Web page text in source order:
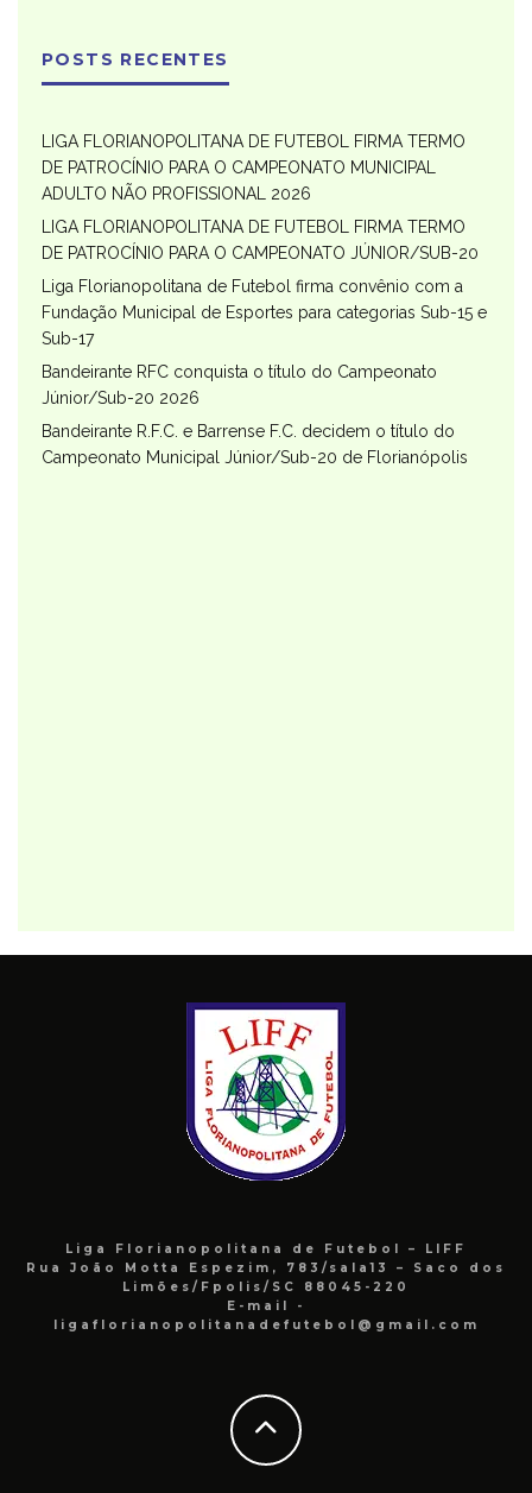
POSTS RECENTES
LIGA FLORIANOPOLITANA DE FUTEBOL FIRMA TERMO
DE PATROCÍNIO PARA O CAMPEONATO MUNICIPAL
ADULTO NÃO PROFISSIONAL 2026
LIGA FLORIANOPOLITANA DE FUTEBOL FIRMA TERMO
DE PATROCÍNIO PARA O CAMPEONATO JÚNIOR/SUB-20
Liga Florianopolitana de Futebol firma convênio com a
Fundação Municipal de Esportes para categorias Sub-15 e
Sub-17
Bandeirante RFC conquista o título do Campeonato
Júnior/Sub-20 2026
Bandeirante R.F.C. e Barrense F.C. decidem o título do
Campeonato Municipal Júnior/Sub-20 de Florianópolis
Liga Florianopolitana de Futebol – LIFF
Rua João Motta Espezim, 783/sala13 – Saco dos
Limões/Fpolis/SC 88045-220
E-mail -
ligaflorianopolitanadefutebol@gmail.com